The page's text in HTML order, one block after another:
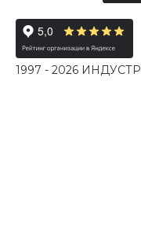
1997 - 2026